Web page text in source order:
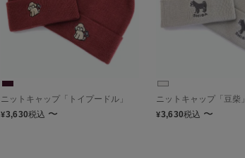
ニットキャップ「トイプードル」
¥3,630税込 〜
ニットキャップ「豆柴」
¥3,630税込 〜